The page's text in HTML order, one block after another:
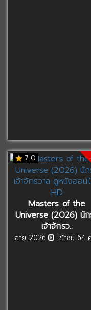
7.0
Masters of the
Universe (2026) นั
เจ้าจักรว..
ฉาย 2026 เข้าชม 64